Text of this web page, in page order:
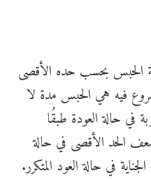
الحبس بحسب حده الأقصى
الشروع فيه هي الحبس مدة لا
في حالة العودة طبقُا
ضعف الحد الأقصى في حالة
في حالة العود المتكرر.